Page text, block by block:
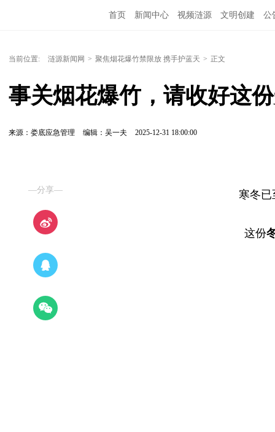
首页 新闻中心 视频涟源 文明创建 公
当前位置: 涟源新闻网 > 聚焦烟花爆竹禁限放 携手护蓝天 > 正文
事关烟花爆竹，请收好这
来源：娄底应急管理 编辑：吴一夫 2025-12-31 18:00:00
—分享— 寒冬已
这份